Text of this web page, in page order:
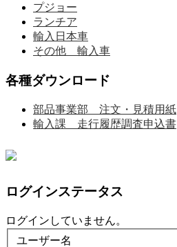
プジョー
ランチア
輸入日本車
その他 輸入車
各種ダウンロード
部品事業部 注文・見積用紙
輸入課 走行履歴調査申込書
ログインステータス
ログインしていません。
ユーザー名